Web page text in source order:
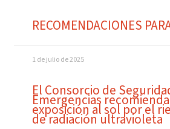
RECOMENDACIONES
1 de julio de 2025
El Consorcio de
Emergencias
exposición al sol por el
de radiación ultravioleta